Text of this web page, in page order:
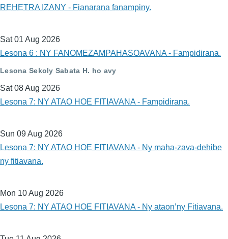
REHETRA IZANY - Fianarana fanampiny.
Sat 01 Aug 2026
Lesona 6 : NY FANOMEZAMPAHASOAVANA - Fampidirana.
Lesona Sekoly Sabata H. ho avy
Sat 08 Aug 2026
Lesona 7: NY ATAO HOE FITIAVANA - Fampidirana.
Sun 09 Aug 2026
Lesona 7: NY ATAO HOE FITIAVANA - Ny maha-zava-dehibe
ny fitiavana.
Mon 10 Aug 2026
Lesona 7: NY ATAO HOE FITIAVANA - Ny ataon’ny Fitiavana.